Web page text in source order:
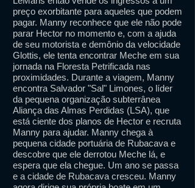
preço exorbitante para aqueles que podem
pagar. Manny reconhece que ele não pode
parar Hector no momento e, com a ajuda
de seu motorista e demônio da velocidade
Glottis, ele tenta encontrar Meche em sua
jornada na Floresta Petrificada nas
proximidades. Durante a viagem, Manny
encontra Salvador "Sal" Limones, o líder
da pequena organização subterrânea
Aliança das Almas Perdidas (LSA), que
está ciente dos planos de Hector e recruta
Manny para ajudar. Manny chega à
pequena cidade portuária de Rubacava e
descobre que ele derrotou Meche lá, e
espera que ela chegue. Um ano se passa
e a cidade de Rubacava cresceu. Manny